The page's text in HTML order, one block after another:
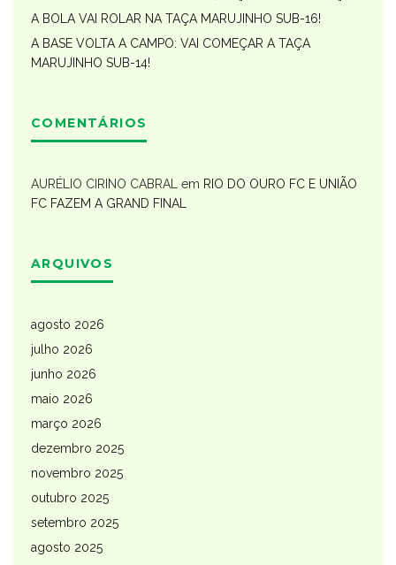
A BOLA VAI ROLAR NA TAÇA MARUJINHO SUB-16!
A BASE VOLTA A CAMPO: VAI COMEÇAR A TAÇA
MARUJINHO SUB-14!
COMENTÁRIOS
AURÉLIO CIRINO CABRAL em RIO DO OURO FC E UNIÃO
FC FAZEM A GRAND FINAL
ARQUIVOS
agosto 2026
julho 2026
junho 2026
maio 2026
março 2026
dezembro 2025
novembro 2025
outubro 2025
setembro 2025
agosto 2025